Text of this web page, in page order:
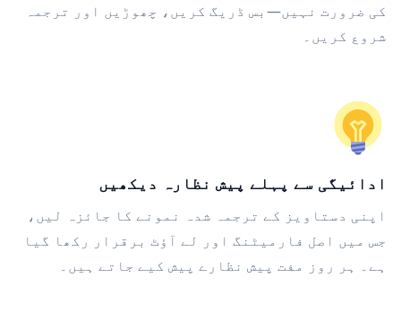
کی ضرورت نہیں—بس ڈریگ کریں، چھوڑیں اور ترجمہ
شروع کریں۔
ادائیگی سے پہلے پیش نظارہ دیکھیں
اپنی دستاویز کے ترجمہ شدہ نمونے کا جائزہ لیں،
جس میں اصل فارمیٹنگ اور لے آؤٹ برقرار رکھا گیا
ہے۔ ہر روز مفت پیش نظارے پیش کیے جاتے ہیں۔